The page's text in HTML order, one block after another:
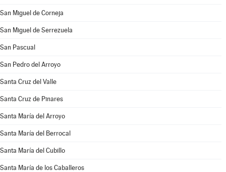
San Miguel de Corneja
San Miguel de Serrezuela
San Pascual
San Pedro del Arroyo
Santa Cruz del Valle
Santa Cruz de Pinares
Santa María del Arroyo
Santa María del Berrocal
Santa María del Cubillo
Santa María de los Caballeros